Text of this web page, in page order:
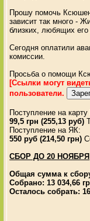
Прошу помочь
зависит так много -
близких, любящих
Сегодня оплатили
комиссии.
Просьба о помощи
[Ссылки могут
пользователи.
Поступление на
99,5 грн (255,13 руб)
Поступление на ЯК:
550 руб (214,50 грн)
СБОР ДО 20 НОЯБРЯ
Общая сумма к
Собрано: 13 034,66
Осталось собрать: